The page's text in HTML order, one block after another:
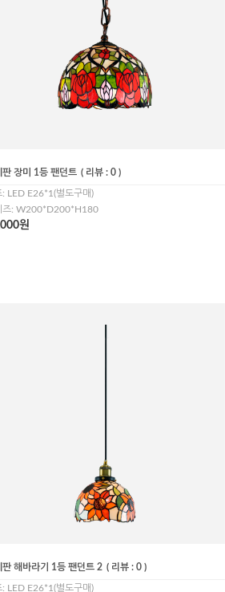
판 장미 1등 팬던트 ( 리뷰 : 0 )
: LED E26*1(별도구매)
즈: W200*D200*H180
원
판 해바라기 1등 팬던트 2 ( 리뷰 : 0 )
: LED E26*1(별도구매)